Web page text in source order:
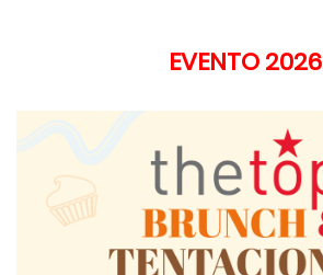
EVENTO 2026